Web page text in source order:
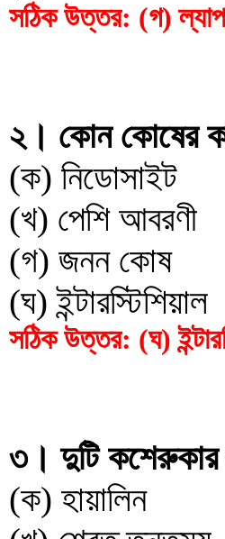
সঠিক উত্তর: (গ)
২। কোন কোষের
(ক) নিডোসাইট
(খ) পেশি আবরণী
(গ) জনন কোষ
(ঘ) ইন্টারস্টিশিয়াল
সঠিক উত্তর: (ঘ)
৩। দুটি কশেরুকার
(ক) হায়ালিন